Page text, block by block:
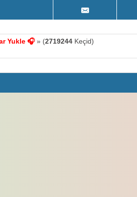
Yukle 🎧» (2719244 Keçid)